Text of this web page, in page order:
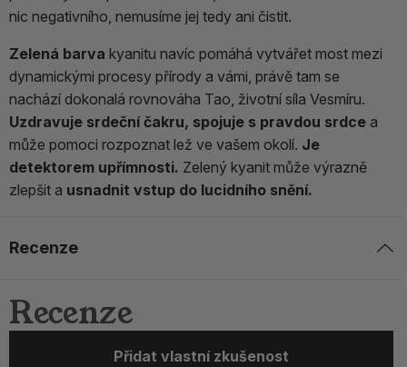
nic negativního, nemusíme jej tedy ani čistit.
Zelená barva kyanitu navíc pomáhá vytvářet most mezi
dynamickými procesy přírody a vámi, právě tam se
nachází dokonalá rovnováha Tao, životní síla Vesmíru.
Uzdravuje srdeční čakru, spojuje s pravdou srdce a
může pomoci rozpoznat lež ve vašem okolí. Je
detektorem upřímnosti. Zelený kyanit může výrazně
zlepšit a usnadnit vstup do lucidního snění.
Recenze
Recenze
Přidat vlastní zkušenost